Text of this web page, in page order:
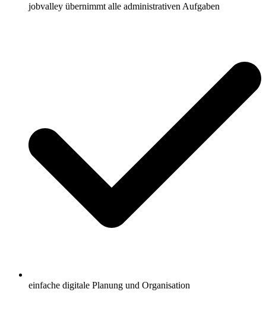
jobvalley übernimmt alle administrativen Aufgaben
einfache digitale Planung und Organisation